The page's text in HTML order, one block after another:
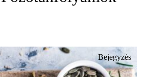
Bejegyzés